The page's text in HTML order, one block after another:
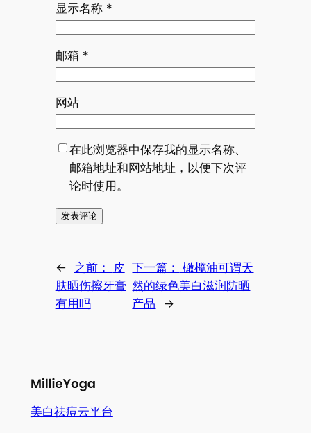
显示名称 *
邮箱 *
网站
在此浏览器中保存我的显示名称、
邮箱地址和网站地址，以便下次评
论时使用。
← 之前：
皮
肤晒伤擦牙膏
有用吗
下一篇：
橄榄油可谓天
然的绿色美白滋润防晒
产品
→
美白祛痘云平台